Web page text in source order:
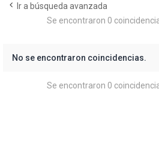
Ir a búsqueda avanzada
Se encontraron 0
No se encontraron coincidencias.
Se encontraron 0